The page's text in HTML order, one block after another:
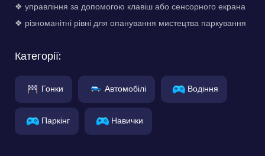
❖ управління за допомогою клавіш або сенсорного екрана
❖ різноманітні рівні для опанування мистецтва паркування
Категорії:
Гонки Автомобілі Водіння
Паркінг Навички